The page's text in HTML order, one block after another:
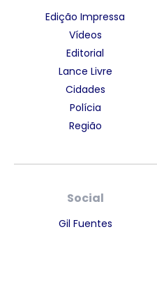
Edição Impressa
Vídeos
Editorial
Lance Livre
Cidades
Polícia
Região
Social
Gil Fuentes